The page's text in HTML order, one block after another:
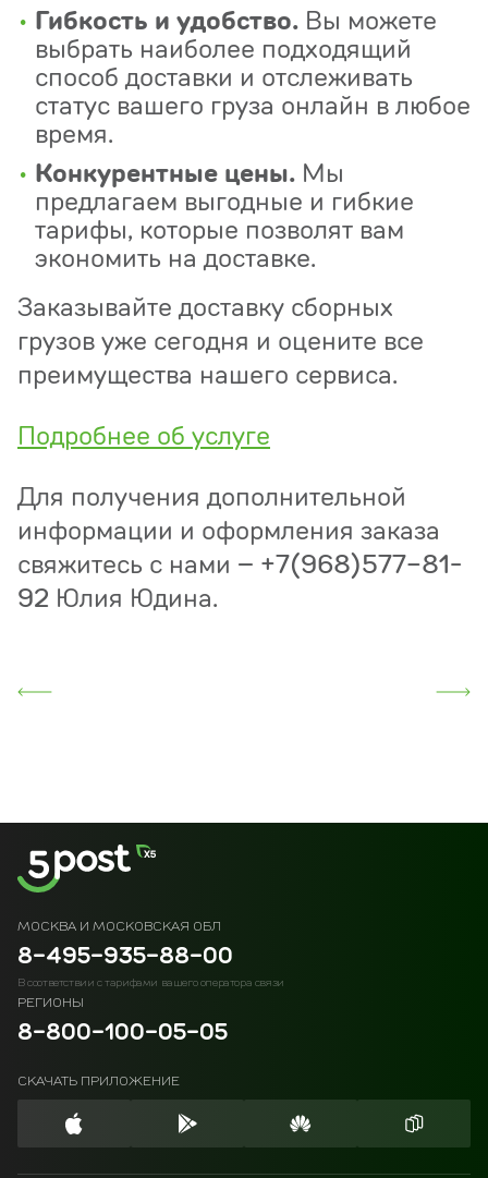
Гибкость и удобство. Вы можете
выбрать наиболее подходящий
способ доставки и отслеживать
статус вашего груза онлайн в любое
время.
Конкурентные цены. Мы
предлагаем выгодные и гибкие
тарифы, которые позволят вам
экономить на доставке.
Заказывайте доставку сборных
грузов уже сегодня и оцените все
преимущества нашего сервиса.
Подробнее об услуге
Для получения дополнительной
информации и оформления заказа
свяжитесь с нами – +7(968)577-81-
92 Юлия Юдина.
МОСКВА И МОСКОВСКАЯ ОБЛ
8-495-935-88-00
В соответствии с тарифами вашего оператора связи
РЕГИОНЫ
8-800-100-05-05
СКАЧАТЬ ПРИЛОЖЕНИЕ